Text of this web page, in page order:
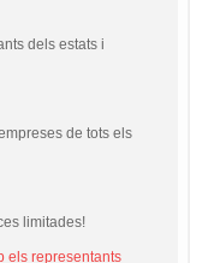
dels estats i
de tots els
limitades!
els representants